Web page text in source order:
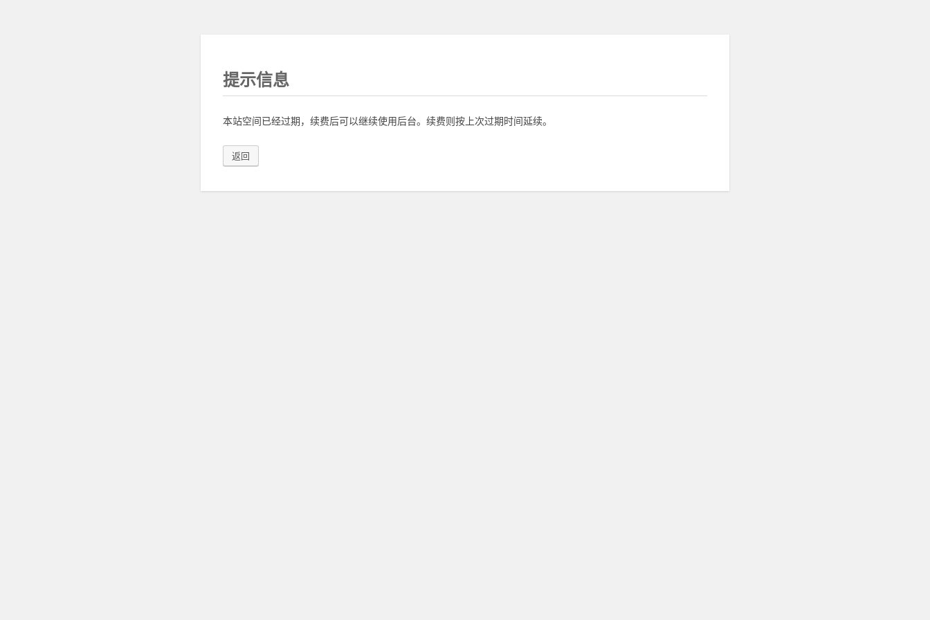
提示信息
本站空间已经过期，续费后可以继续使用后台。续费则按上次过期时间延续。
返回